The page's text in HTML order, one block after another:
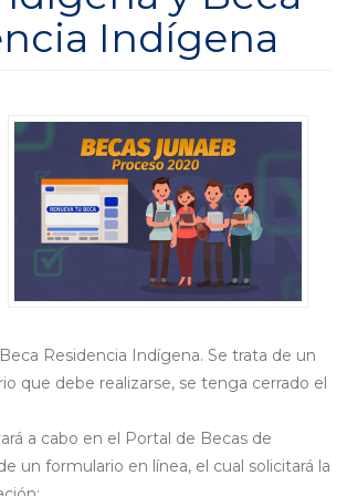
Indígena
Residencia Indígena. Se trata de un
que debe realizarse, se tenga cerrado el
a cabo en el Portal de Becas de
un formulario en línea, el cual solicitará la